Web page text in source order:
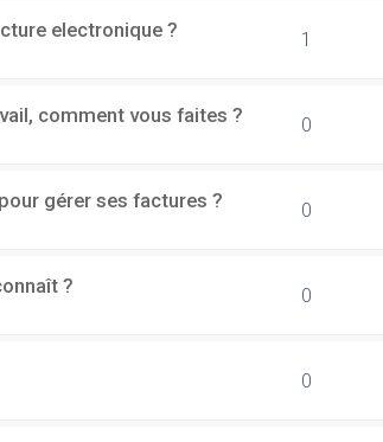
electronique ? 1
comment vous faites ? 0
gérer ses factures ? 0
? 0
0